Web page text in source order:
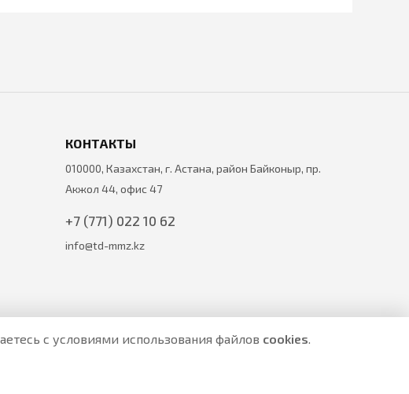
КОНТАКТЫ
010000, Казахстан, г. Астана, район Байконыр, пр.
Акжол 44, офис 47
+7 (771) 022 10 62
info@td-mmz.kz
с условиями использования файлов cookies.